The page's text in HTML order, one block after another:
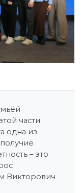
части
одна из
– это
Викторович